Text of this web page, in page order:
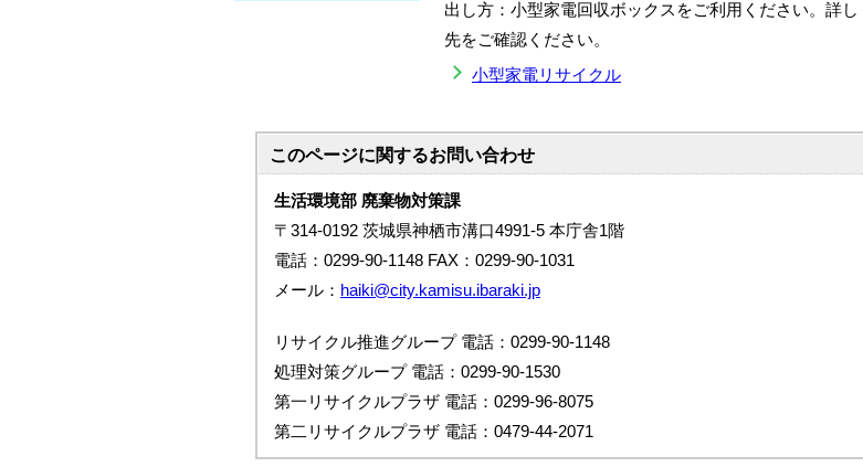
出し方：小型家電回収ボックスをご利用ください。詳し
先をご確認ください。
小型家電リサイクル
このページに関するお問い合わせ
生活環境部 廃棄物対策課
〒314-0192 茨城県神栖市溝口4991-5 本庁舎1階
電話：0299-90-1148 FAX：0299-90-1031
メール： haiki@city.kamisu.ibaraki.jp
リサイクル推進グループ 電話：0299-90-1148
処理対策グループ 電話：0299-90-1530
第一リサイクルプラザ 電話：0299-96-8075
第二リサイクルプラザ 電話：0479-44-2071